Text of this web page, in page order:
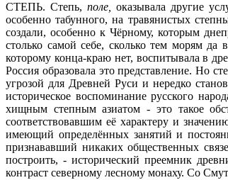
СТЕПЬ. Степь,поле,оказывала другие
особенно табунного, на травянистых
создали, особенно к Чёрному, которым
столько самой себе, сколько тем морям да
которому конца-краю нет, воспитывала в
Россия образовала это представление. Но
угрозой для Древней Руси и нередко
историческое воспоминание русского
хищным степным азиатом - это такое
соответствовавшим её характеру и
имеющий определённых занятий и
признававший никаких общественных
построить, - исторический преемник
контраст северному лесному монаху. Со